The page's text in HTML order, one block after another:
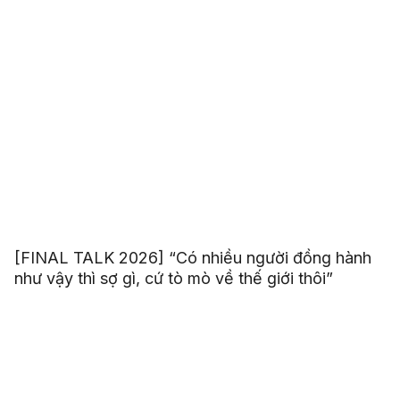
[FINAL TALK 2026] “Có nhiều người đồng hành
như vậy thì sợ gì, cứ tò mò về thế giới thôi”